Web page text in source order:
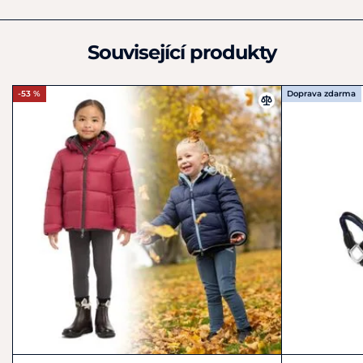
info@lemieux.com
Související produkty
-53 % Doprava zdarma